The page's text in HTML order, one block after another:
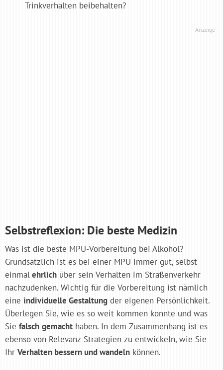
Trinkverhalten beibehalten?
Selbstreflexion: Die beste Medizin
Was ist die beste MPU-Vorbereitung bei Alkohol?
Grundsätzlich ist es bei einer MPU immer gut, selbst
einmalehrlich über sein Verhalten im Straßenverkehr
nachzudenken. Wichtig für die Vorbereitung ist nämlich
eine individuelle Gestaltung der eigenen Persönlichkeit.
Überlegen Sie, wie es so weit kommen konnte und was
Sie falsch gemacht haben. In dem Zusammenhang ist es
ebenso von Relevanz Strategien zu entwickeln, wie Sie
Ihr Verhalten bessern und wandeln können.